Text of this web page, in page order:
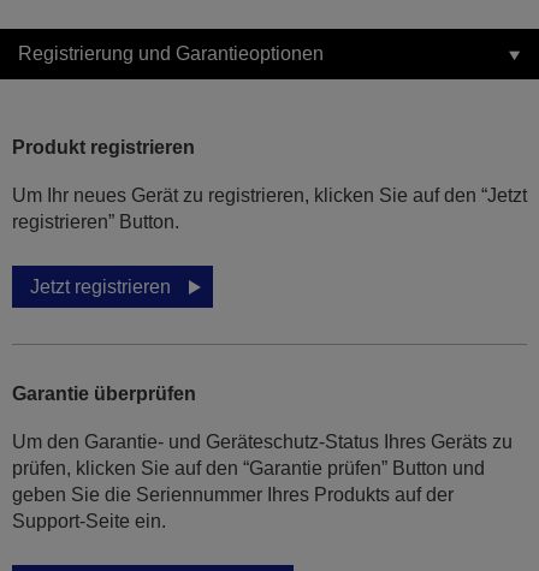
Registrierung und Garantieoptionen
Produkt registrieren
Um Ihr neues Gerät zu registrieren, klicken Sie auf den “Jetzt
registrieren” Button.
Jetzt registrieren
Garantie überprüfen
Um den Garantie- und Geräteschutz-Status Ihres Geräts zu
prüfen, klicken Sie auf den “Garantie prüfen” Button und
geben Sie die Seriennummer Ihres Produkts auf der
Support-Seite ein.